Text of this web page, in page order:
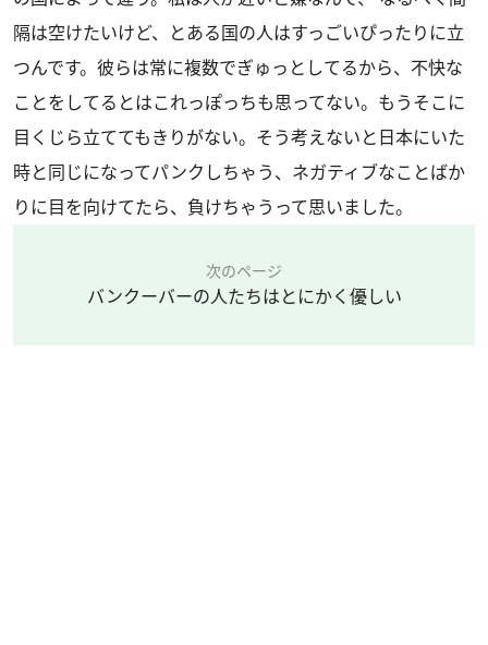
隔は空けたいけど、とある国の人はすっごいぴったりに立
つんです。彼らは常に複数でぎゅっとしてるから、不快な
ことをしてるとはこれっぽっちも思ってない。もうそこに
目くじら立ててもきりがない。そう考えないと日本にいた
時と同じになってパンクしちゃう、ネガティブなことばか
りに目を向けてたら、負けちゃうって思いました。
次のページ
バンクーバーの人たちはとにかく優しい